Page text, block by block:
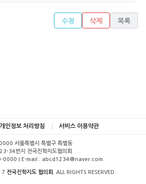
수정 삭제 목록
개인정보 처리방침 서비스 이용약관
서울특별시 특별구 특별동
34번지 전국진학지도협의회
0000 | E-mail : abcd1234@naver.com
전국진학지도 협의회 . ALL RIGHTS RESERVED.